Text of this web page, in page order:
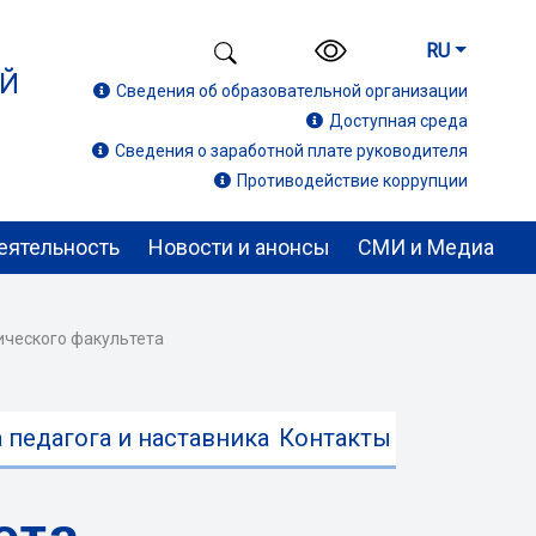
RU
Сведения об образовательной организации
Доступная среда
Сведения о заработной плате руководителя
Противодействие коррупции
Новости и анонсы СМИ и Медиа
факультета
и наставника Контакты